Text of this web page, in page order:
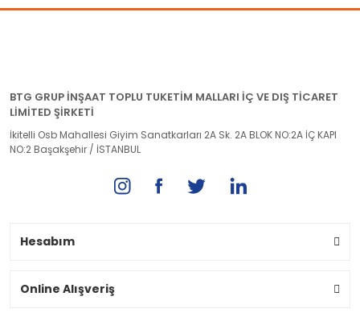
BTG GRUP İNŞAAT TOPLU TUKETİM MALLARI İÇ VE DIŞ TİCARET
LİMİTED ŞİRKETİ
İkitelli Osb Mahallesi Giyim Sanatkarları 2A Sk. 2A BLOK NO:2A İÇ KAPI
NO:2 Başakşehir / İSTANBUL
Hesabım
Online Alışveriş